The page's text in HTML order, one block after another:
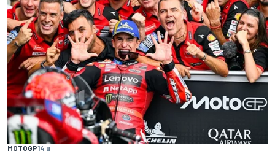
MOTOGP14 u